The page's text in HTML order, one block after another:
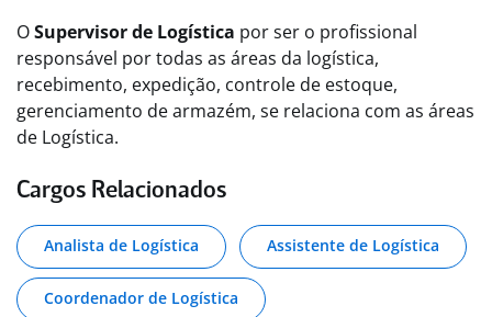
OSupervisor de Logística por ser o profissional
responsável por todas as áreas da logística,
recebimento, expedição, controle de estoque,
gerenciamento de armazém, se relaciona com as áreas
de Logística.
Cargos Relacionados
Analista de Logística Assistente de Logística
Coordenador de Logística